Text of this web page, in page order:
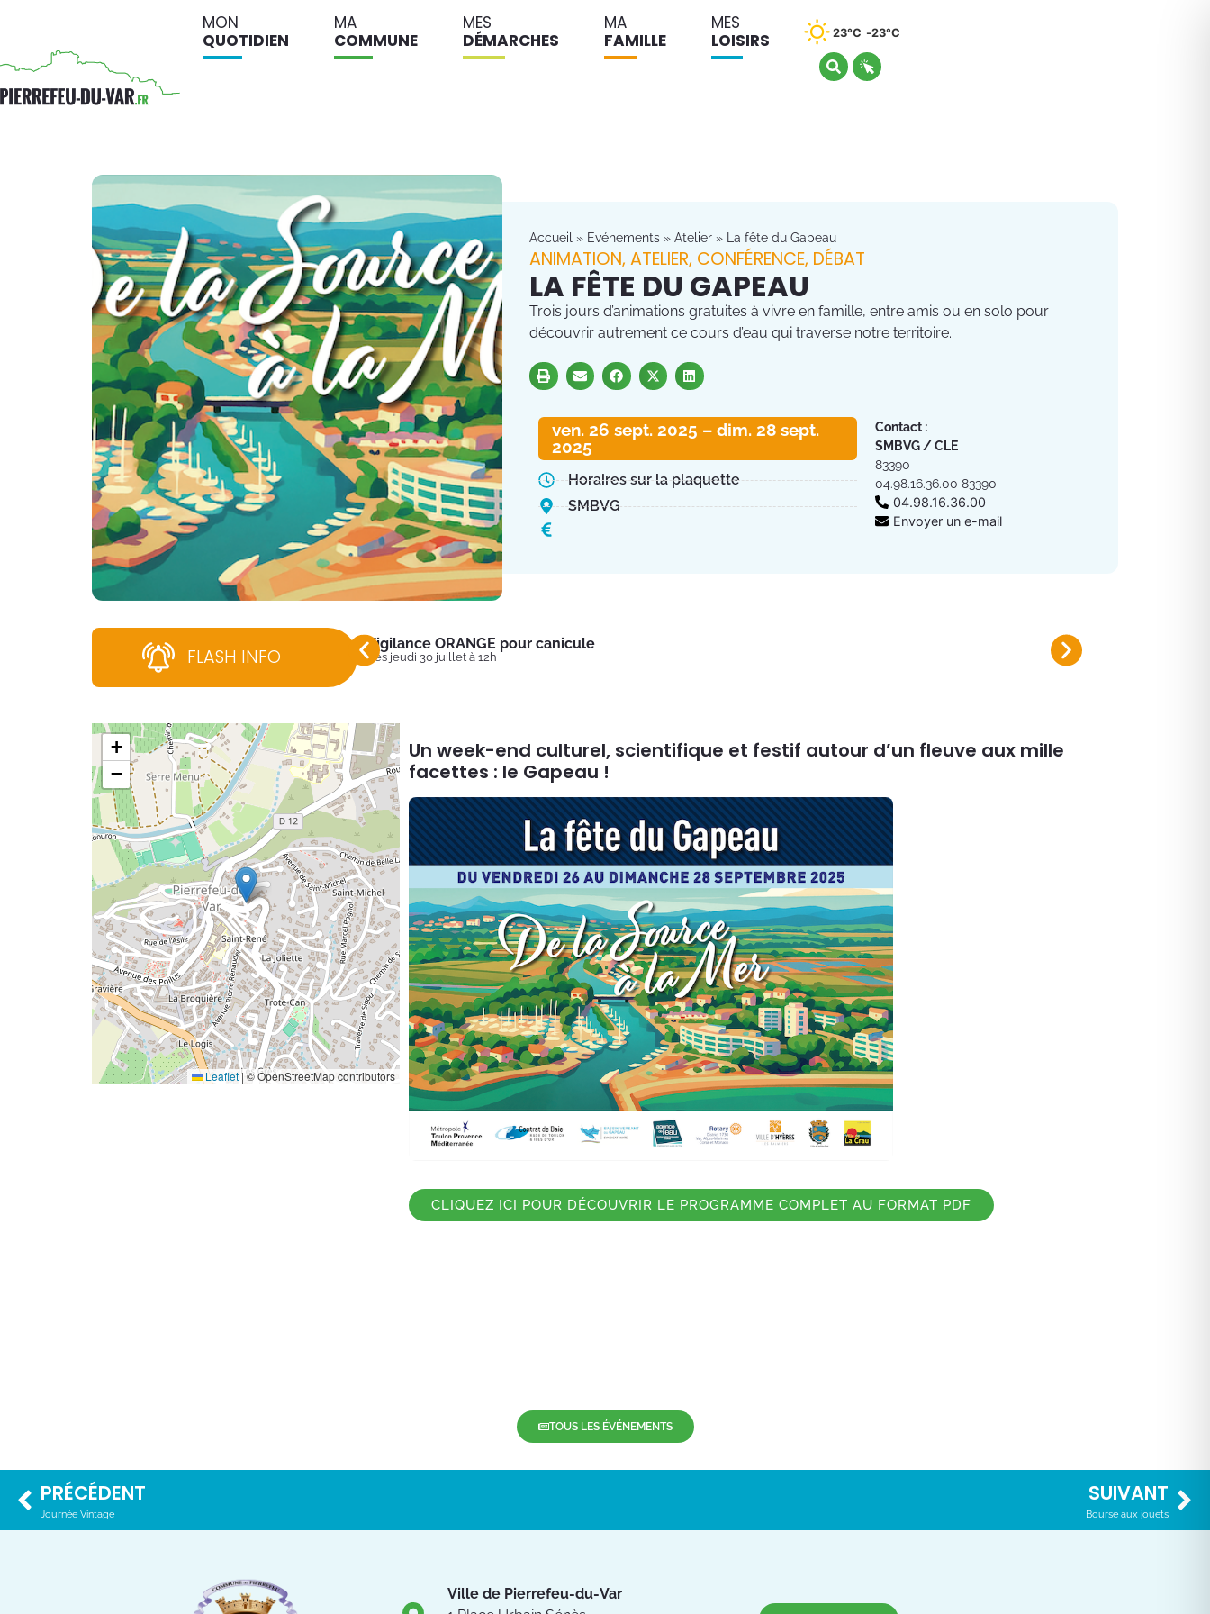
MON
QUOTIDIEN
MA
COMMUNE
MES
DÉMARCHES
MA
FAMILLE
MES
LOISIRS
23°C 23°C
Accueil » Evénements » Atelier » La fête du Gapeau
ANIMATION, ATELIER, CONFÉRENCE, DÉBAT
LA FÊTE DU GAPEAU
Trois jours d’animations gratuites à vivre en famille, entre amis ou en solo pour
découvrir autrement ce cours d’eau qui traverse notre territoire.
ven. 26 sept. 2025 – dim. 28 sept.
2025
Horaires sur la plaquette
SMBVG
Contact :
SMBVG / CLE
83390
04.98.16.36.00 83390
04.98.16.36.00
Envoyer un e-mail
FLASH INFO
Vigilance ORANGE pour canicule
Dès jeudi 30 juillet à 12h
Plan canicule 2026
Inscrivez-vous sur le registre
+
−
Leaflet|© OpenStreetMap contributors
Un week-end culturel, scientifique et festif autour d’un fleuve aux mille
facettes : le Gapeau !
CLIQUEZ ICI POUR DÉCOUVRIR LE PROGRAMME COMPLET AU FORMAT PDF
TOUS LES ÉVÉNEMENTS
PRÉCÉDENT
Journée Vintage
SUIVANT
Bourse aux jouets
Ville de Pierrefeu-du-Var